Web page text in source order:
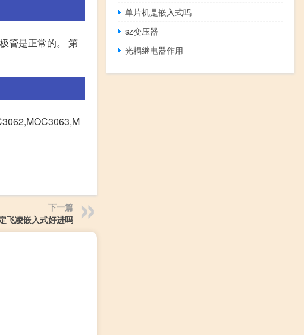
管是正常的。 第
下一篇
飞凌嵌入式好进吗
单片机是嵌入式吗
sz变压器
光耦继电器作用